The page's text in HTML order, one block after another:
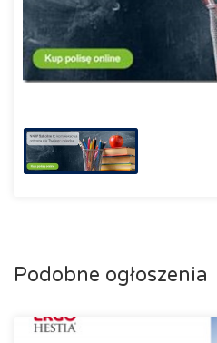
Podobne ogłoszenia